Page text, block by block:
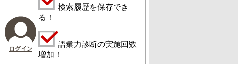
ログイン
検索履歴を保存でき
る！
語彙力診断の実施回数
増加！